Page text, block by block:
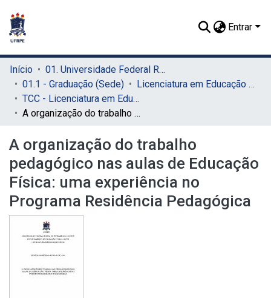
Entrar
Início
01. Universidade Federal Rural de Pernambuco - UFRPE (Sede)
01.1 - Graduação (Sede)
Licenciatura em Educação Física (Sede)
TCC - Licenciatura em Educação Física (Sede)
A organização do trabalho pedagógico nas aulas de Educação Física: uma experiência no Programa Residência Pedagógica
A organização do trabalho
pedagógico nas aulas de Educação
Física: uma experiência no
Programa Residência Pedagógica